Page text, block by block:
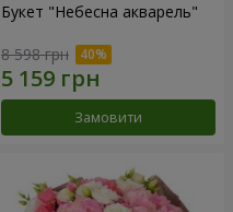
Букет "Небесна акварель"
8 598 грн
Замовити